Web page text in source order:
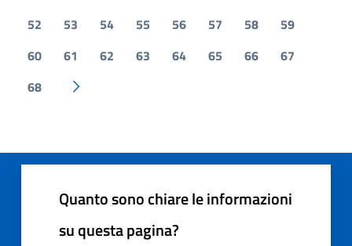
52
53 54 55 56 57 58
59
60
61 62 63 64 65 66
67
68
Pagina successiva
Quanto sono chiare le informazioni
su questa pagina?